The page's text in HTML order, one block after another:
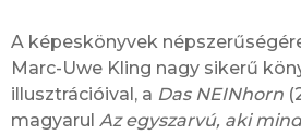
A képeskönyvek
Marc-Uwe Kling nagy sikerű
illusztrációival, a Das NEINhorn
magyarul Az egyszarvú, aki